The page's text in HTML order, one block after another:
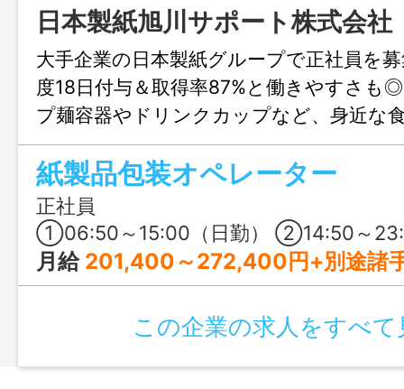
日本製紙旭川サポート株式会社
大手企業の日本製紙グループで正社員を
度18日付与＆取得率87%と働きやすさも
プ麺容器やドリンクカップなど、身近な
に使われており、日常に欠かせない製品
す。入社後は先輩が付いて丁寧に教える
活躍できる環境です。私たちと一緒に「
に挑戦してみませんか？
紙製品包装オペレーター
正社員
①06:50～15:00（日勤） ②14:50～23:00（夕勤）
月給 201,400～272,400円+別途諸手当 〈年収モデル〉 30歳／世帯主・子ども一人 月給296,444円（各種手当含む）×12ヵ月+賞与660,000円+燃
この企業の求人をすべて